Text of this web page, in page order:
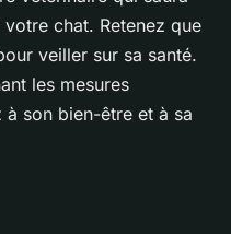
chat. Retenez que
veiller sur sa santé.
les mesures
son bien-être et à sa